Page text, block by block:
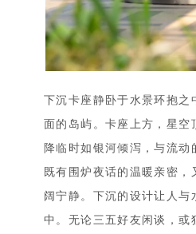
下沉卡座静卧于水景环抱之
面的岛屿。卡座上方，星空
降临时如银河倾泻，与流动
既有围炉夜话的温暖亲密，
阔宁静。下沉的设计让人
中。无论三五好友闲谈，或